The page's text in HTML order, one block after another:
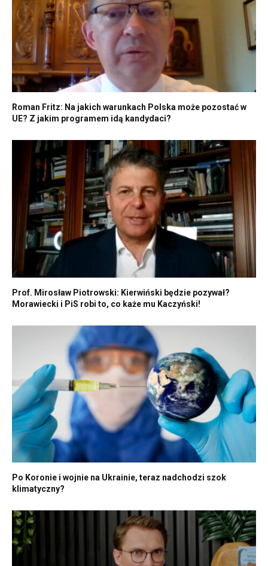
Roman Fritz: Na jakich warunkach Polska może pozostać w
UE? Z jakim programem idą kandydaci?
Prof. Mirosław Piotrowski: Kierwiński będzie pozywał?
Morawiecki i PiS robi to, co każe mu Kaczyński!
Po Koronie i wojnie na Ukrainie, teraz nadchodzi szok
klimatyczny?